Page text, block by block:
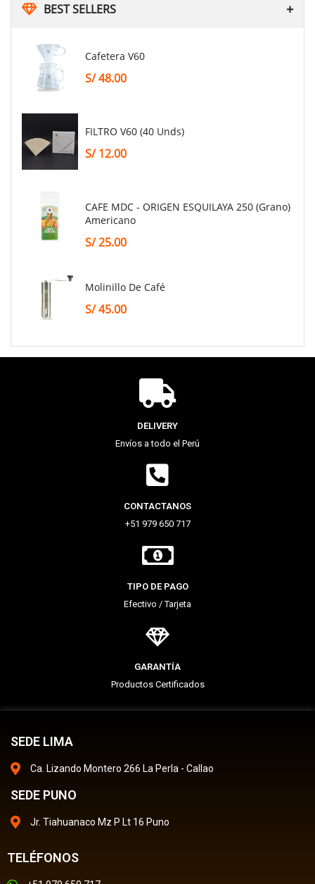
BEST SELLERS
Cafetera V60
S/48.00
FILTRO V60 (40 Unds)
S/12.00
CAFE MDC - ORIGEN ESQUILAYA 250 (grano)
Americano
S/25.00
Molinillo De Café
S/45.00
DELIVERY
Envíos a todo el Perú
CONTACTANOS
+51 979 650 717
TIPO DE PAGO
Efectivo / Tarjeta
GARANTÍA
Productos Certificados
SEDE LIMA
Ca. Lizando Montero 266 La Perla - Callao
SEDE PUNO
Jr. Tiahuanaco Mz P Lt 16 Puno
TELÉFONOS